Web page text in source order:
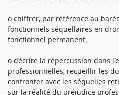
o chiffrer, par référence au
fonctionnels séquellaires en
fonctionnel permanent,
o décrire la répercussion dans
professionnelles, recueillir les
confronter avec les séquelles
sur la réalité du préjudice